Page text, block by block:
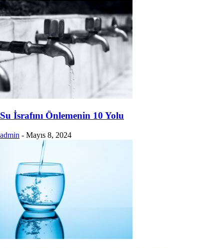
Su İsrafını Önlemenin 10 Yolu
admin - Mayıs 8, 2024